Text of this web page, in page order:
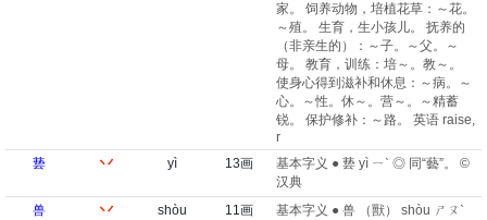
家。 饲养动物，培植花草：～花。
～殖。 生育，生小孩儿。 抚养的
（非亲生的）：～子。～父。～
母。 教育，训练：培～。教～。
使身心得到滋补和休息：～病。～
心。～性。休～。营～。～精蓄
锐。 保护修补：～路。 英语 raise,
r
兿
丷 yì 13画
基本字义 ● 兿 yì ㄧˋ ◎ 同“藝”。 ©
汉典
兽
丷 shòu 11画
基本字义 ● 兽 （獸） shòu ㄕㄡˋ